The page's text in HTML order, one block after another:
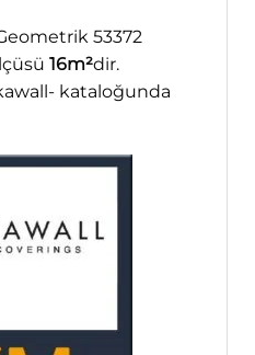
53372
16m²dir.
kataloğunda